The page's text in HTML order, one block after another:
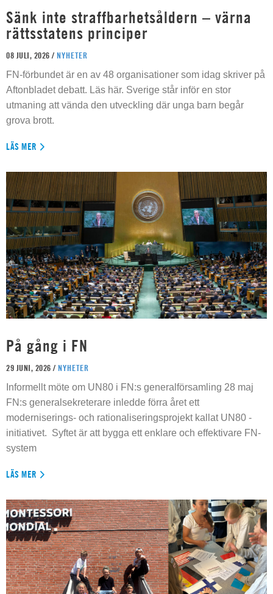
Sänk inte straffbarhetsåldern – värna
rättsstatens principer
08 JULI, 2026 / NYHETER
FN-förbundet är en av 48 organisationer som idag skriver på
Aftonbladet debatt. Läs här. Sverige står inför en stor
utmaning att vända den utveckling där unga barn begår
grova brott.
LÄS MER
På gång i FN
29 JUNI, 2026 / NYHETER
Informellt möte om UN80 i FN:s generalförsamling 28 maj
FN:s generalsekreterare inledde förra året ett
moderniserings- och rationaliseringsprojekt kallat UN80 -
initiativet. Syftet är att bygga ett enklare och effektivare FN-
system
LÄS MER